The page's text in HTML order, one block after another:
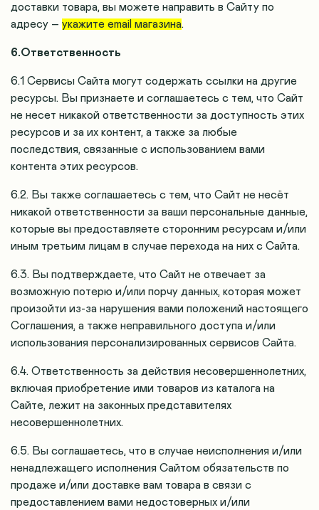
доставки товара, вы можете направить в Сайту по
адресу – укажите email магазина.
6.Ответственность
6.1 Сервисы Сайта могут содержать ссылки на другие
ресурсы. Вы признаете и соглашаетесь с тем, что Сайт
не несет никакой ответственности за доступность этих
ресурсов и за их контент, а также за любые
последствия, связанные с использованием вами
контента этих ресурсов.
6.2. Вы также соглашаетесь с тем, что Сайт не несёт
никакой ответственности за ваши персональные данные,
которые вы предоставляете сторонним ресурсам и/или
иным третьим лицам в случае перехода на них с Сайта.
6.3. Вы подтверждаете, что Сайт не отвечает за
возможную потерю и/или порчу данных, которая может
произойти из-за нарушения вами положений настоящего
Соглашения, а также неправильного доступа и/или
использования персонализированных сервисов Сайта.
6.4. Ответственность за действия несовершеннолетних,
включая приобретение ими товаров из каталога на
Сайте, лежит на законных представителях
несовершеннолетних.
6.5. Вы соглашаетесь, что в случае неисполнения и/или
ненадлежащего исполнения Сайтом обязательств по
продаже и/или доставке вам товара в связи с
предоставлением вами недостоверных и/или